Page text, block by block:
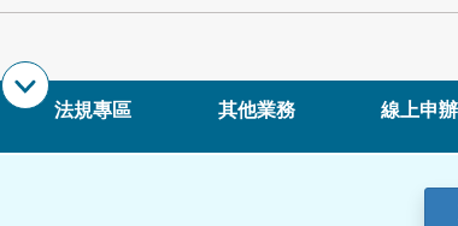
索
法規專區 其他業務 線上申辦